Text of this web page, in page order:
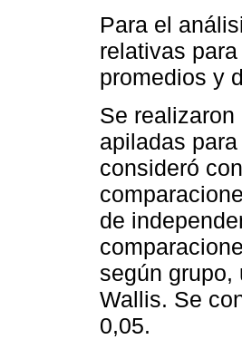
Para el
relativas
promedios y
Se
apiladas
consideró
de
según
Wallis. Se
0,05.